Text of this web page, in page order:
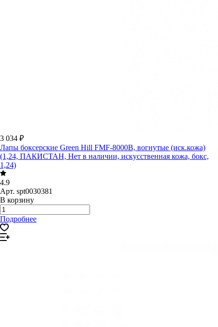
3 034 ₽
Лапы боксерские Green Hill FMF-8000B, вогнутые (иск.кожа)
(1,24, ПАКИСТАН, Нет в наличии, искусственная кожа, бокс,
1,24)
4.9
Арт. spt0030381
В корзину
Подробнее